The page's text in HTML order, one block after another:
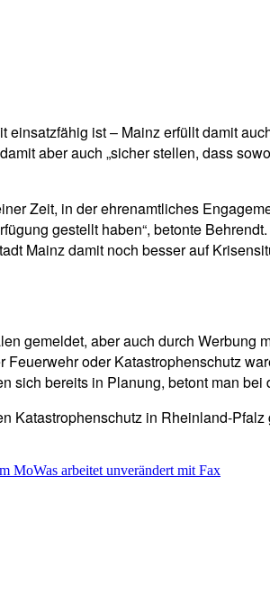
ist – Mainz erfüllt damit
aber auch „sicher stellen, dass
Zeit, in der ehrenamtliches
gestellt haben“, betonte
Mainz damit noch besser auf
gemeldet, aber auch durch Werbung
oder Katastrophenschutz
sich bereits in Planung, betont man bei
Katastrophenschutz in Rheinland-
MoWas arbeitet unverändert mit Fax